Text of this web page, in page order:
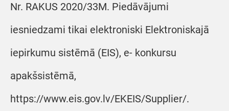
Nr. RAKUS 2020/33M. Piedāvājumi
iesniedzami tikai elektroniski Elektroniskajā
iepirkumu sistēmā (EIS), e- konkursu
apakšsistēmā,
https://www.eis.gov.lv/EKEIS/Supplier/.